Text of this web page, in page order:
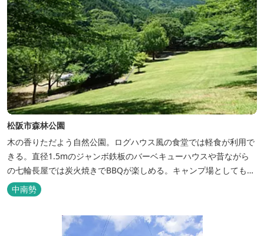
松阪市森林公園
木の香りただよう自然公園。ログハウス風の食堂では軽食が利用で
きる。直径1.5mのジャンボ鉄板のバーベキューハウスや昔ながら
の七輪長屋では炭火焼きでBBQが楽しめる。キャンプ場としても人
気で、週末は多くのキャンパーでにぎわっている。バンガローや5
タイプのテントサイトがある。展望台からは市街が一望できる。ま
た桜の時期は、多くの人々でにぎわう。 バーベキューの食材は持ち
込みOK！あらかじめご...
中南勢